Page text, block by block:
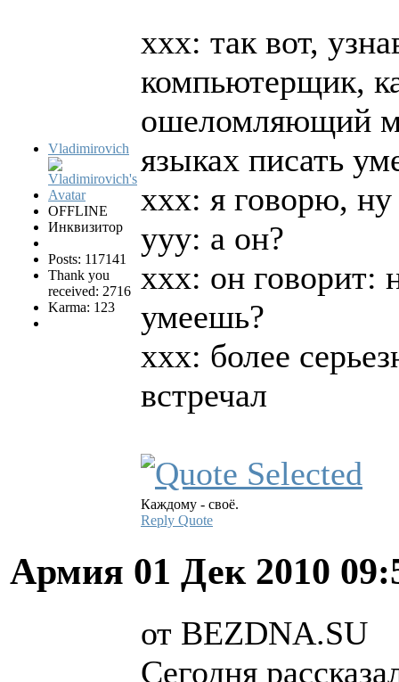
Vladimirovich
OFFLINE
Инквизитор
Posts: 117141
Thank you
received: 2716
Karma: 123
xxx: так вот,
компьютерщик,
ошеломляющий
языках писать
xxx: я говорю, ну
yyy: а он?
xxx: он говорит:
умеешь?
xxx: более
встречал
Каждому - своё.
Reply Quote
Армия 01 Дек 2010
от BEZDNA.SU
Сегодня